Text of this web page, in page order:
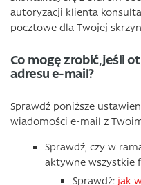
autoryzacji klienta
pocztowe dla Twojej
Co mogę zrobić, jeśli
adresu e-mail?
Sprawdź poniższe
wiadomości e-mail z
Sprawdź, czy w
aktywne wszystkie
Sprawdź: jak